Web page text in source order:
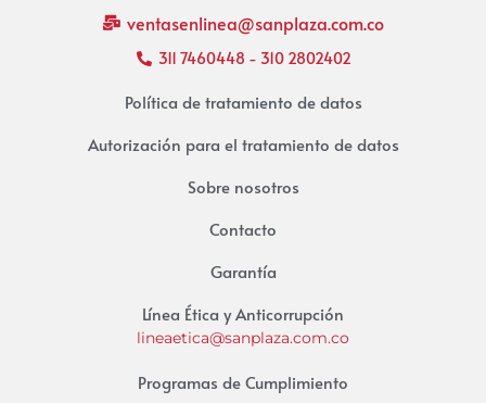
ventasenlinea@sanplaza.com.co
311 7460448 - 310 2802402
Política de tratamiento de datos
Autorización para el tratamiento de datos
Sobre nosotros
Contacto
Garantía
Línea Ética y Anticorrupción
lineaetica@sanplaza.com.co
Programas de Cumplimiento